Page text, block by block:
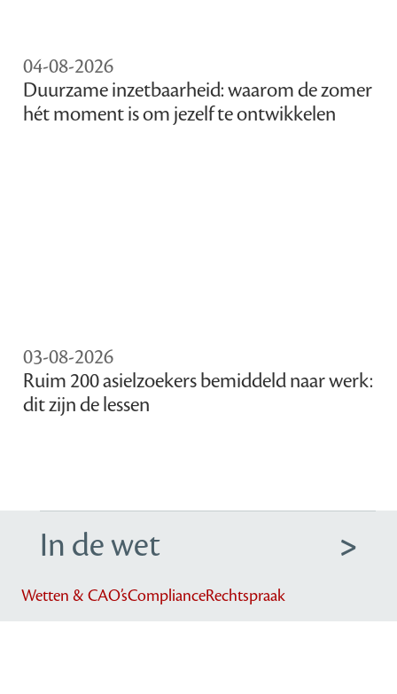
04-08-2026
Duurzame inzetbaarheid: waarom de zomer
hét moment is om jezelf te ontwikkelen
03-08-2026
Ruim 200 asielzoekers bemiddeld naar werk:
dit zijn de lessen
In de wet
Wetten & CAO’sComplianceRechtspraak